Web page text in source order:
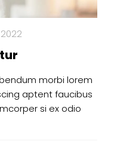
morbi lorem
aptent faucibus
si ex odio